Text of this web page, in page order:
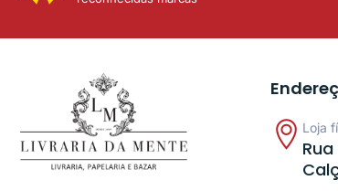
Loja
Rua